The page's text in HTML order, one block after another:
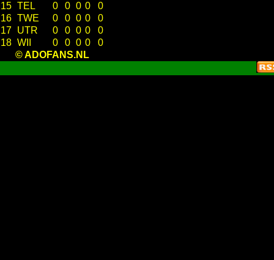
15 TEL 0 0 0 0
0
16 TWE 0 0 0 0
0
17 UTR 0 0 0 0
0
18 WII 0 0 0 0
0
© ADOFANS.NL